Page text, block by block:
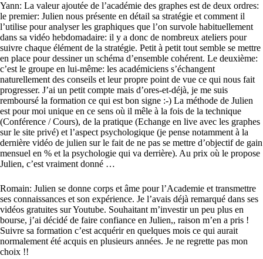
Yann: La valeur ajoutée de l’académie des graphes est de deux ordres:
le premier: Julien nous présente en détail sa stratégie et comment il
l’utilise pour analyser les graphiques que l’on survole habituellement
dans sa vidéo hebdomadaire: il y a donc de nombreux ateliers pour
suivre chaque élément de la stratégie. Petit à petit tout semble se mettre
en place pour dessiner un schéma d’ensemble cohérent. Le deuxième:
c’est le groupe en lui-même: les académiciens s’échangent
naturellement des conseils et leur propre point de vue ce qui nous fait
progresser. J’ai un petit compte mais d’ores-et-déjà, je me suis
remboursé la formation ce qui est bon signe :-) La méthode de Julien
est pour moi unique en ce sens où il mêle à la fois de la technique
(Conférence / Cours), de la pratique (Echange en live avec les graphes
sur le site privé) et l’aspect psychologique (je pense notamment à la
dernière vidéo de julien sur le fait de ne pas se mettre d’objectif de gain
mensuel en % et la psychologie qui va derrière). Au prix où le propose
Julien, c’est vraiment donné …
Romain: Julien se donne corps et âme pour l’Academie et transmettre
ses connaissances et son expérience. Je l’avais déjà remarqué dans ses
vidéos gratuites sur Youtube. Souhaitant m’investir un peu plus en
bourse, j’ai décidé de faire confiance en Julien,, raison m’en a pris !
Suivre sa formation c’est acquérir en quelques mois ce qui aurait
normalement été acquis en plusieurs années. Je ne regrette pas mon
choix !!